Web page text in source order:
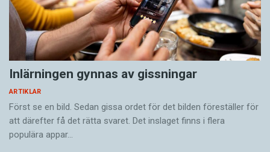
Inlärningen gynnas av gissningar
ARTIKLAR
Först se en bild. Sedan gissa ordet för det bilden föreställer för
att därefter få det rätta svaret. Det inslaget finns i flera
populära appar…